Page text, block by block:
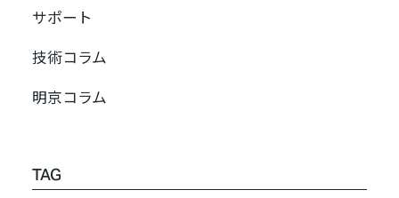
サポート
技術コラム
明京コラム
TAG